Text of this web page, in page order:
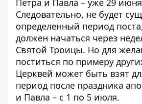
Петра и Павла – уже 29
Следовательно, не будет
определенный период
должен начаться через
Святой Троицы. Но для
поститься по примеру
Церквей может быть взят
период после праздника
и Павла – с 1 по 5 июля.